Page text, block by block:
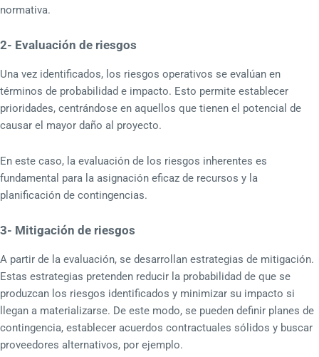
normativa.
2- Evaluación de riesgos
Una vez identificados, los riesgos operativos se evalúan en
términos de probabilidad e impacto. Esto permite establecer
prioridades, centrándose en aquellos que tienen el potencial de
causar el mayor daño al proyecto.
En este caso, la evaluación de los riesgos inherentes es
fundamental para la asignación eficaz de recursos y la
planificación de contingencias.
3- Mitigación de riesgos
A partir de la evaluación, se desarrollan estrategias de mitigación.
Estas estrategias pretenden reducir la probabilidad de que se
produzcan los riesgos identificados y minimizar su impacto si
llegan a materializarse. De este modo, se pueden definir planes de
contingencia, establecer acuerdos contractuales sólidos y buscar
proveedores alternativos, por ejemplo.